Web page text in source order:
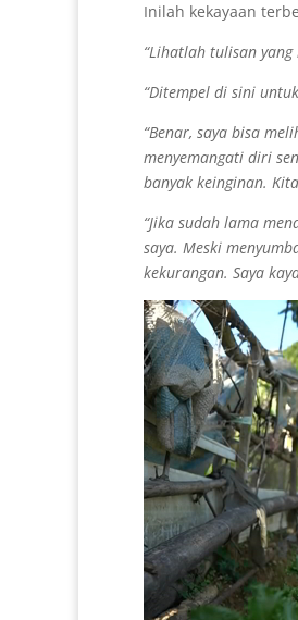
Inilah kekayaan
“Lihatlah tulisan yang
“Ditempel di sini
“Benar, saya bisa
menyemangati diri
banyak keinginan.
“Jika sudah lama
saya. Meski
kekurangan. Saya